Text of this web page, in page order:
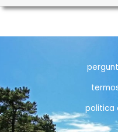
politica